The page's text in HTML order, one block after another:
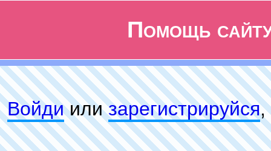
Помощь
Войдиилизарeгиcтpируйся,